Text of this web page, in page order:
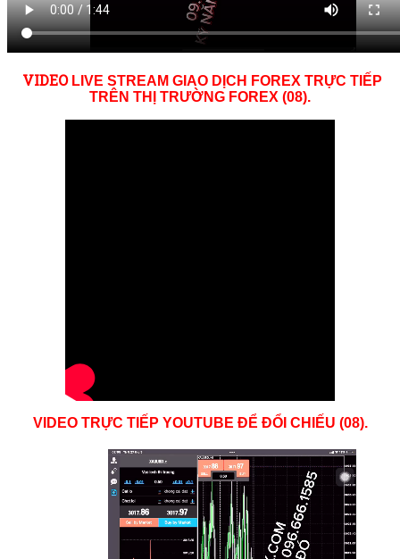
VIDEOLIVE STREAM GIAO DỊCH FOREX TRỰC TIẾP
TRÊN THỊ TRƯỜNG FOREX (08).
VIDEO TRỰC TIẾP YOUTUBE ĐỂ ĐỔI CHIẾU (08).